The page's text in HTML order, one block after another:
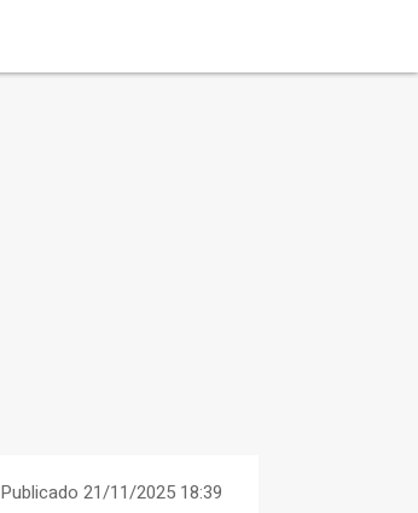
Publicado 21/11/2025 18:39